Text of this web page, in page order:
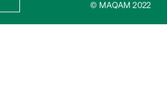
© MAQAM 2022